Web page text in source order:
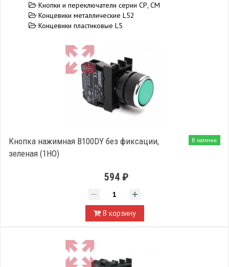
Кнопки и переключатели серии CР, СМ
Концевики металлические L52
Концевики пластиковые L5
В наличии
Кнопка нажимная B100DY без фиксации,
зеленая (1НО)
594 ₽
В корзину